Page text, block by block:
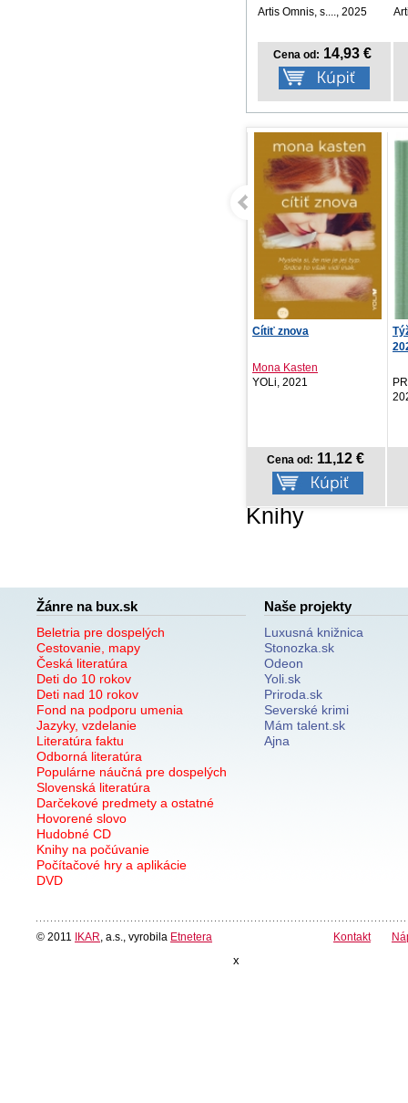
Artis Omnis, s...., 2025
Cena od: 14,93 €
Týždenný diár Biella
PRESCOGROUP SK,
Cena od: 6,57 €
Knihy
Žánre na bux.sk
Beletria pre dospelých
Cestovanie, mapy
Česká literatúra
Deti do 10 rokov
Deti nad 10 rokov
Fond na podporu umenia
Jazyky, vzdelanie
Literatúra faktu
Odborná literatúra
Populárne náučná pre dospelých
Slovenská literatúra
Darčekové predmety a ostatné
Hovorené slovo
Hudobné CD
Knihy na počúvanie
Počítačové hry a aplikácie
DVD
Naše projekty
Luxusná knižnica
Stonozka.sk
Odeon
Yoli.sk
Priroda.sk
Severské krimi
Mám talent.sk
Ajna
© 2011 IKAR , a.s., vyrobila Etnetera Kontakt
x